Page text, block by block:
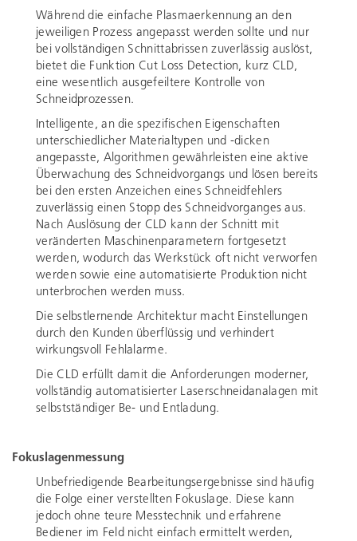
Während die einfache Plasmaerkennung an den
jeweiligen Prozess angepasst werden sollte und nur
bei vollständigen Schnittabrissen zuverlässig auslöst,
bietet die Funktion Cut Loss Detection, kurz CLD,
eine wesentlich ausgefeiltere Kontrolle von
Schneidprozessen.
Intelligente, an die spezifischen Eigenschaften
unterschiedlicher Materialtypen und -dicken
angepasste, Algorithmen gewährleisten eine aktive
Überwachung des Schneidvorgangs und lösen bereits
bei den ersten Anzeichen eines Schneidfehlers
zuverlässig einen Stopp des Schneidvorganges aus.
Nach Auslösung der CLD kann der Schnitt mit
veränderten Maschinenparametern fortgesetzt
werden, wodurch das Werkstück oft nicht verworfen
werden sowie eine automatisierte Produktion nicht
unterbrochen werden muss.
Die selbstlernende Architektur macht Einstellungen
durch den Kunden überflüssig und verhindert
wirkungsvoll Fehlalarme.
Die CLD erfüllt damit die Anforderungen moderner,
vollständig automatisierter Laserschneidanalagen mit
selbstständiger Be- und Entladung.
Fokuslagenmessung
Unbefriedigende Bearbeitungsergebnisse sind häufig
die Folge einer verstellten Fokuslage. Diese kann
jedoch ohne teure Messtechnik und erfahrene
Bediener im Feld nicht einfach ermittelt werden,